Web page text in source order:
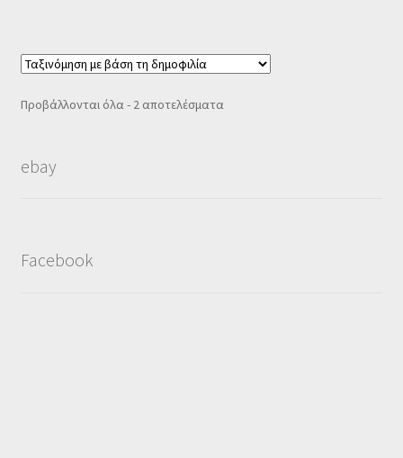
Προβάλλονται όλα - 2 αποτελέσματαSorted
ebay
Facebook